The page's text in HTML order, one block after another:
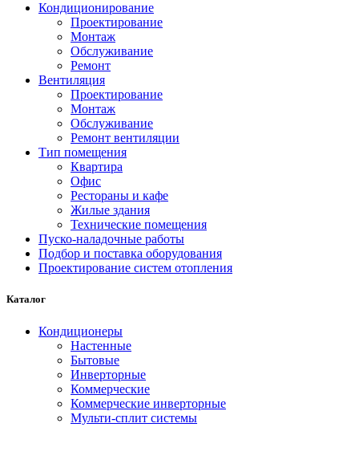
Кондиционирование
Проектирование
Монтаж
Обслуживание
Ремонт
Вентиляция
Проектирование
Монтаж
Обслуживание
Ремонт вентиляции
Тип помещения
Квартира
Офис
Рестораны и кафе
Жилые здания
Технические помещения
Пуско-наладочные работы
Подбор и поставка оборудования
Проектирование систем отопления
Каталог
Кондиционеры
Настенные
Бытовые
Инверторные
Коммерческие
Коммерческие инверторные
Мульти-сплит системы